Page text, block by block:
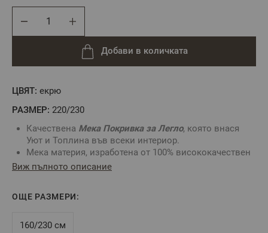
ЦВЯТ: екрю
РАЗМЕР: 220/230
Качествена Мека Покривка за Легло, която внася
Уют и Топлина във всеки интериор.
Мека материя, изработена от 100% висококачествен
Памук.
телевизора.
Материал: 100% Памук
Виж пълното описание
ОЩЕ РАЗМЕРИ:
160/230 см
Добави в количката